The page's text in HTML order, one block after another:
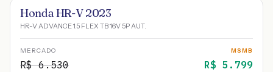
Honda HR-V 2023
HR-V ADVANCE 1.5 FLEX TB 16V 5P AUT.
MERCADO
R$6.530
MSMB
R$ 5.799